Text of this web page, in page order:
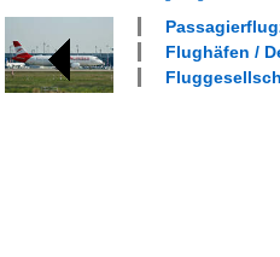
Flughäfen /